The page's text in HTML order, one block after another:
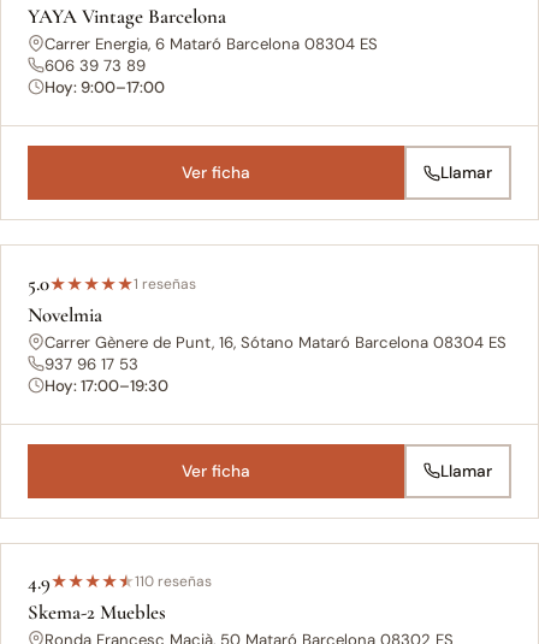
YAYA Vintage Barcelona
Carrer Energia, 6 Mataró Barcelona 08304 ES
606 39 73 89
Hoy: 9:00–17:00
Ver ficha Llamar
5.0★★★★★1 reseñas
Novelmia
Carrer Gènere de Punt, 16, Sótano Mataró Barcelona 08304 ES
937 96 17 53
Hoy: 17:00–19:30
Ver ficha Llamar
4.9★★★★★110 reseñas
Skema-2 Muebles